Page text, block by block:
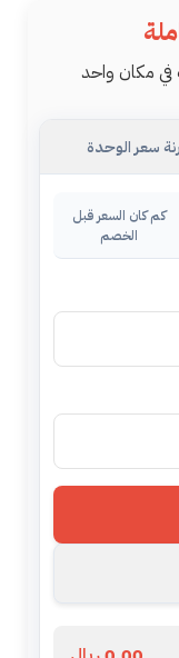
مكان واحد
سعر الوحدة
كم كان السعر قبل
الخصم